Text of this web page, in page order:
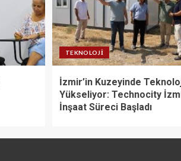
TEKNOLOJI
İzmir’in Kuzeyinde
Yükseliyor: Technocity
İnşaat Süreci Başladı